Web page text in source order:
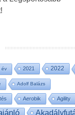
év 2021 2022
Adolf Balázs
Aerobik Agility